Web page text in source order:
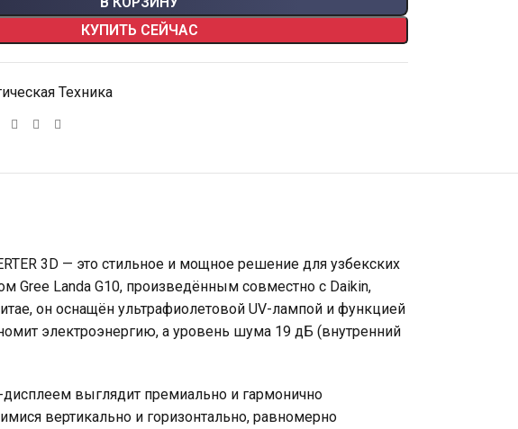
КУПИТЬ СЕЙЧАС
Техника
3D — это стильное и мощное решение для узбекских
Gree Landa G10, произведённым совместно с Daikin,
он оснащён ультрафиолетовой UV-лампой и функцией
электроэнергию, а уровень шума 19 дБ (внутренний
дисплеем выглядит премиально и гармонично
вертикально и горизонтально, равномерно